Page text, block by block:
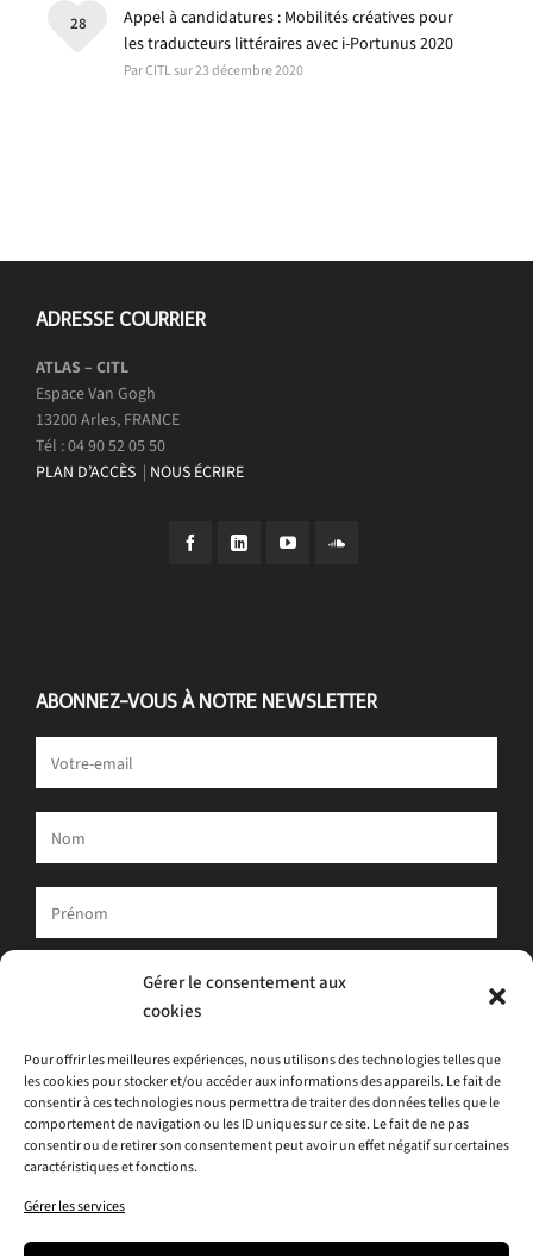
Gérer le consentement aux
cookies
Pour offrir les meilleures expériences, nous utilisons des technologies telles que
les cookies pour stocker et/ou accéder aux informations des appareils. Le fait de
consentir à ces technologies nous permettra de traiter des données telles que le
comportement de navigation ou les ID uniques sur ce site. Le fait de ne pas
consentir ou de retirer son consentement peut avoir un effet négatif sur certaines
caractéristiques et fonctions.
Gérer les services
Appel à candidatures : Mobilités créatives pour
les traducteurs littéraires avec i-Portunus 2020
Par CITL sur 23 décembre 2020
28
ADRESSE COURRIER
ATLAS – CITL
Espace Van Gogh
13200 Arles, FRANCE
Tél : 04 90 52 05 50
PLAN D’ACCÈS | NOUS ÉCRIRE
ABONNEZ-VOUS À NOTRE NEWSLETTER
Votre adresse e-mail est uniquement utilisée pour vous envoyer
notre newsletter et des informations sur les activités d'ATLAS.
la newsletter.
J'acceptela politique de confidentialité